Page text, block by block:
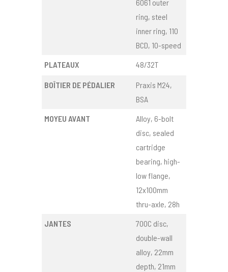
6061 outer
ring, steel
inner ring, 110
BCD, 10-speed
PLATEAUX
48/32T
BOÎTIER DE PÉDALIER
Praxis M24,
BSA
MOYEU AVANT
Alloy, 6-bolt
disc, sealed
cartridge
bearing, high-
low flange,
12x100mm
thru-axle, 28h
JANTES
700C disc,
double-wall
alloy, 22mm
depth, 21mm